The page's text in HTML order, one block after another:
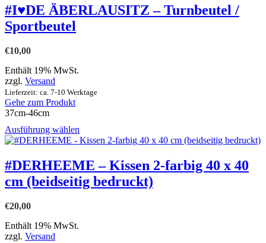
mehrere
Varianten
Produktseite
#I♥DE ÄBERLAUSITZ – Turnbeutel /
Sportbeutel
€10,00
Enthält 19% MwSt.
zzgl. Versand
Lieferzeit: ca. 7-10 Werktage
Gehe zum Produkt
37cm-46cm
Ausführung wählen
Produkt
mehrere
Varianten
auf.
#DERHEEME – Kissen 2-farbig 40 x 40
cm (beidseitig bedruckt)
€20,00
Enthält 19% MwSt.
zzgl. Versand